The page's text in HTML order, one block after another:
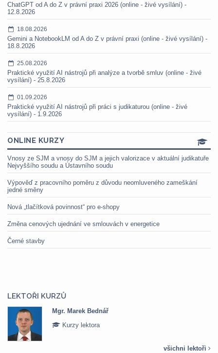
ChatGPT od A do Z v právní praxi 2026 (online - živé vysílání) -
12.8.2026
18.08.2026
Gemini a NotebookLM od A do Z v právní praxi (online - živé vysílání) -
18.8.2026
25.08.2026
Praktické využití AI nástrojů při analýze a tvorbě smluv (online - živé
vysílání) - 25.8.2026
01.09.2026
Praktické využití AI nástrojů při práci s judikaturou (online - živé
vysílání) - 1.9.2026
ONLINE KURZY
Vnosy ze SJM a vnosy do SJM a jejich valorizace v aktuální judikatuře
Nejvyššího soudu a Ústavního soudu
Výpověď z pracovního poměru z důvodu neomluveného zameškání
jedné směny
Nová „tlačítková povinnost“ pro e-shopy
Změna cenových ujednání ve smlouvách v energetice
Černé stavby
LEKTOŘI KURZŮ
Mgr. Marek Bednář
Kurzy lektora
všichni lektoři